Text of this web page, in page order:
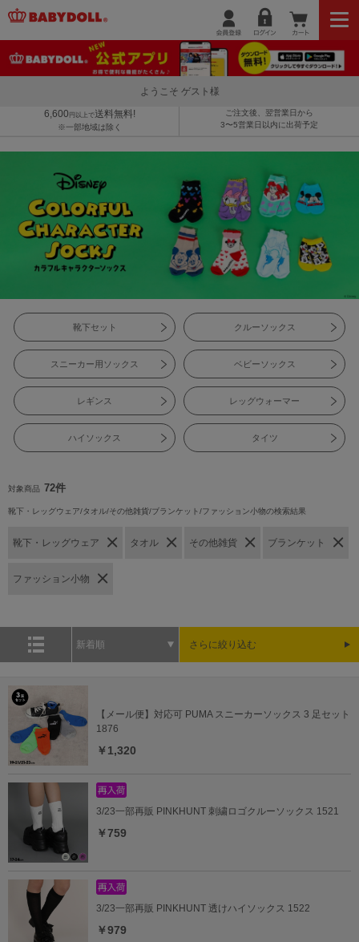
ようこそ ゲスト様
6,600 円以上で送料無料!
※一部地域は除く
ご注文後、翌営業日から
3〜5営業日以内に出荷予定
靴下セット クルーソックス
スニーカー用ソックス ベビーソックス
レギンス レッグウォーマー
ハイソックス タイツ
対象商品 72件
靴下・レッグウェア/タオル/その他雑貨/ブランケット/ファッション小物の検索結果
靴下・レッグウェア タオル その他雑貨 ブランケット
ファッション小物
新着順 さらに絞り込む
【メール便】対応可 PUMA スニーカーソックス 3 足セット
1876
￥1,320
3/23一部再販 PINKHUNT 刺繍ロゴクルーソックス 1521
￥759
3/23一部再販 PINKHUNT 透けハイソックス 1522
￥979